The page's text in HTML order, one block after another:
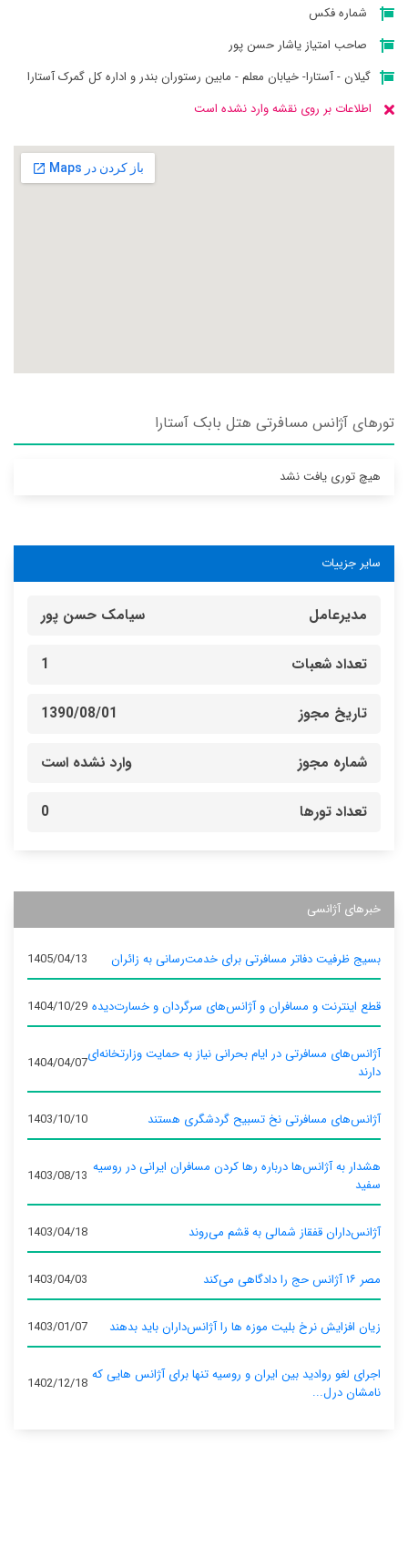
شماره فکس
صاحب امتیاز یاشار حسن پور
گيلان - آستارا- خیابان معلم - مابین رستوران بندر و اداره کل گمرک آستارا
اطلاعات بر روی نقشه وارد نشده است
تورهای آژانس مسافرتی هتل بابک آستارا
هیچ توری یافت نشد
سایر جزییات
مدیرعامل سیامک حسن پور
تعداد شعبات 1
تاریخ مجوز 1390/08/01
شماره مجوز وارد نشده است
تعداد تورها 0
خبرهای آژانسی
بسیج ظرفیت دفاتر مسافرتی برای خدمت‌رسانی به زائران 1405/04/13
قطع اینترنت و مسافران و آژانس‌های سرگردان و خسارت‌دیده 1404/10/29
آژانس‌های مسافرتی در ایام بحرانی نیاز به حمایت وزارتخانه‌ای
دارند
1404/04/07
آژانس‌های مسافرتی نخ تسبیح گردشگری هستند 1403/10/10
هشدار به آژانس‌ها درباره رها کردن مسافران ایرانی در روسیه
سفید
1403/08/13
آژانس‌داران قفقاز شمالی به قشم می‌روند 1403/04/18
مصر ۱۶ آژانس حج را دادگاهی می‌کند 1403/04/03
زیان افزایش نرخ بلیت موزه ها را آژانس‌داران باید بدهند 1403/01/07
اجرای لغو روادید بین ایران و روسیه تنها برای آژانس‌ هایی که
نامشان درل...
1402/12/18